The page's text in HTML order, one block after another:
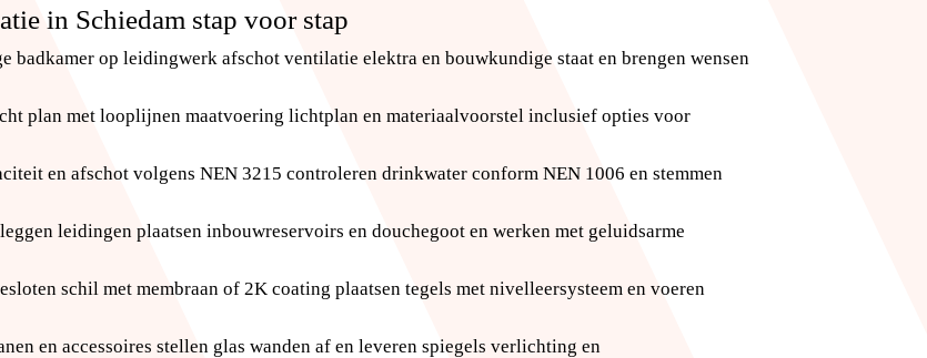
in Schiedam stap voor stap
badkamer op leidingwerk afschot ventilatie elektra en bouwkundige staat en brengen wensen
plan met looplijnen maatvoering lichtplan en materiaalvoorstel inclusief opties voor
en afschot volgens NEN 3215 controleren drinkwater conform NEN 1006 en stemmen
leidingen plaatsen inbouwreservoirs en douchegoot en werken met geluidsarme
schil met membraan of 2K coating plaatsen tegels met nivelleersysteem en voeren
en accessoires stellen glas wanden af en leveren spiegels verlichting en